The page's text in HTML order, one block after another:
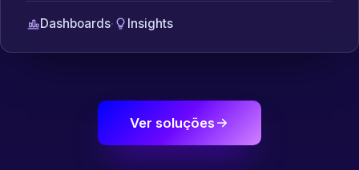
Dashboards· Insights
Ver soluções